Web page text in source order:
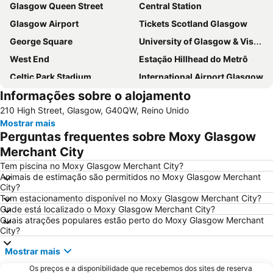
Glasgow Queen Street
Central Station
Glasgow Airport
Tickets Scotland Glasgow
George Square
University of Glasgow & Visitor Centre
West End
Estação Hillhead do Metrô
Celtic Park Stadium
International Airport Glasgow
Glasgow Prestwick Airport
Hampden Park
Victoria Park
Finnieston
Buchanan bus station
Scottish Exhibition and Conference Centre
Princes Square
Apple Store
Citizen's Theatre
Shawlands
Queen's Park
Ibrox Stadium
Orchard Park
Blair Drummond Safari and Adventure Park
Informações sobre o alojamento
210 High Street, Glasgow, G40QW, Reino Unido
Mostrar mais
Perguntas frequentes sobre Moxy Glasgow
Merchant City
Tem piscina no Moxy Glasgow Merchant City?
Animais de estimação são permitidos no Moxy Glasgow Merchant
City?
Tem estacionamento disponível no Moxy Glasgow Merchant City?
Onde está localizado o Moxy Glasgow Merchant City?
Quais atrações populares estão perto do Moxy Glasgow Merchant
City?
Mostrar mais
Os preços e a disponibilidade que recebemos dos sites de reserva